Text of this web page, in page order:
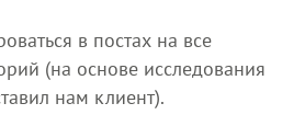
в постах на все
(на основе исследования
нам клиент).